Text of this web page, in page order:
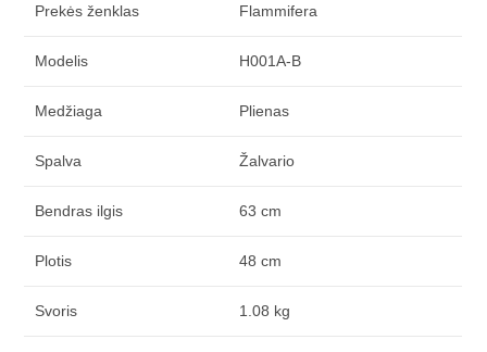
Prekės ženklas Flammifera
Modelis H001A-B
Medžiaga Plienas
Spalva Žalvario
Bendras ilgis 63 cm
Plotis 48 cm
Svoris 1.08 kg